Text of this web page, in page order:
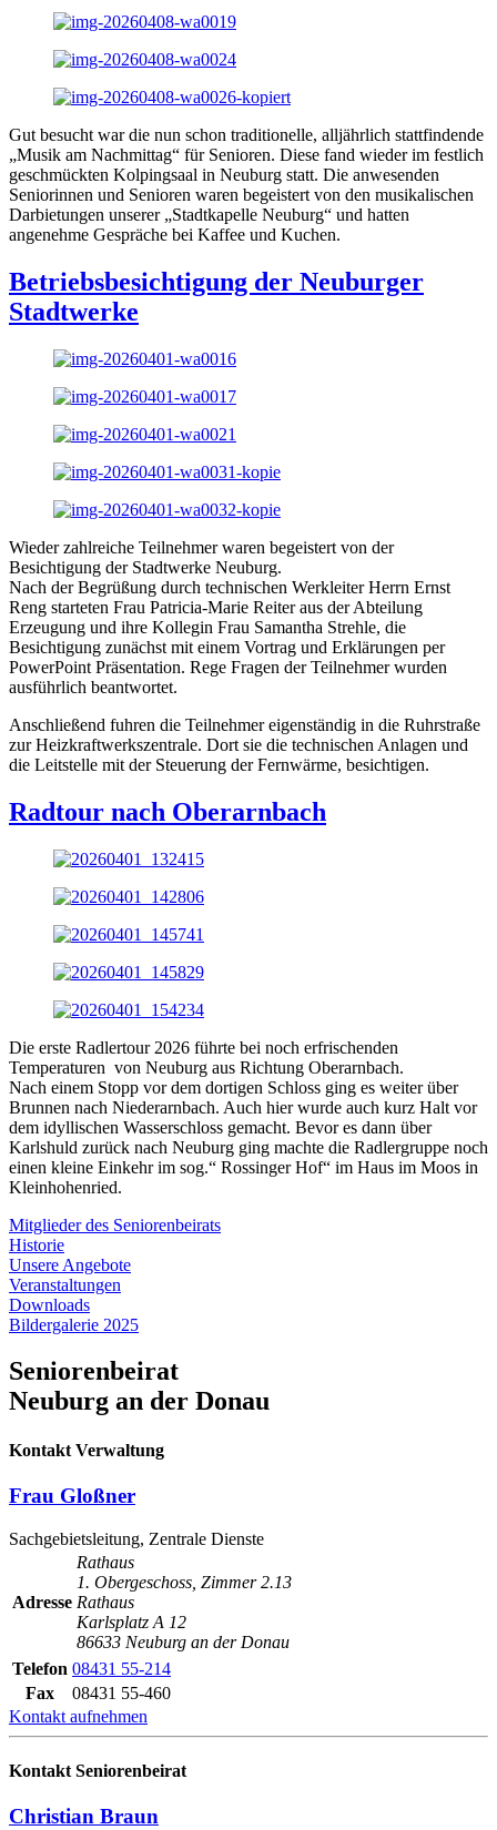
Gut besucht war die nun schon traditionelle, alljährlich stattfindende
„Musik am Nachmittag“ für Senioren. Diese fand wieder im festlich
geschmückten Kolpingsaal in Neuburg statt. Die anwesenden
Seniorinnen und Senioren waren begeistert von den musikalischen
Darbietungen unserer „Stadtkapelle Neuburg“ und hatten
angenehme Gespräche bei Kaffee und Kuchen.
Betriebsbesichtigung der Neuburger
Stadtwerke
Wieder zahlreiche Teilnehmer waren begeistert von der
Besichtigung der Stadtwerke Neuburg.
Nach der Begrüßung durch technischen Werkleiter Herrn Ernst
Reng starteten Frau Patricia-Marie Reiter aus der Abteilung
Erzeugung und ihre Kollegin Frau Samantha Strehle, die
Besichtigung zunächst mit einem Vortrag und Erklärungen per
PowerPoint Präsentation. Rege Fragen der Teilnehmer wurden
ausführlich beantwortet.
Anschließend fuhren die Teilnehmer eigenständig in die Ruhrstraße
zur Heizkraftwerkszentrale. Dort sie die technischen Anlagen und
die Leitstelle mit der Steuerung der Fernwärme, besichtigen.
Radtour nach Oberarnbach
Die erste Radlertour 2026 führte bei noch erfrischenden
Temperaturen von Neuburg aus Richtung Oberarnbach.
Nach einem Stopp vor dem dortigen Schloss ging es weiter über
Brunnen nach Niederarnbach. Auch hier wurde auch kurz Halt vor
dem idyllischen Wasserschloss gemacht. Bevor es dann über
Karlshuld zurück nach Neuburg ging machte die Radlergruppe noch
einen kleine Einkehr im sog.“ Rossinger Hof“ im Haus im Moos in
Kleinhohenried.
Mitglieder des Seniorenbeirats
Historie
Unsere Angebote
Veranstaltungen
Downloads
Bildergalerie 2025
Seniorenbeirat
Neuburg an der Donau
Kontakt Verwaltung
Frau Gloßner
Sachgebietsleitung, Zentrale Dienste
Adresse
Rathaus
1. Obergeschoss, Zimmer 2.13
Rathaus
Karlsplatz A 12
86633 Neuburg an der Donau
Telefon 08431 55-214
Fax
08431 55-460
Kontakt aufnehmen
Kontakt Seniorenbeirat
Christian Braun